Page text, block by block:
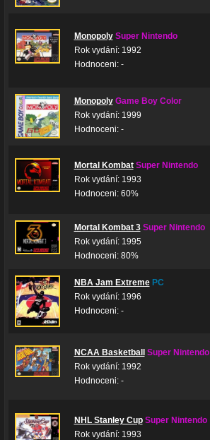
Monopoly Super Nintendo
Rok vydání: 1992
Hodnoceni: -
Monopoly Game Boy Color
Rok vydání: 1999
Hodnoceni: -
Mortal Kombat Super Nintendo
Rok vydání: 1993
Hodnoceni: 60%
Mortal Kombat 3 Super Nintendo
Rok vydání: 1995
Hodnoceni: 80%
NBA Jam Extreme PC
Rok vydání: 1996
Hodnoceni: -
NCAA Basketball
Super Nintendo
Rok vydání: 1992
Hodnoceni: -
NHL Stanley Cup Super Nintendo
Rok vydání: 1993